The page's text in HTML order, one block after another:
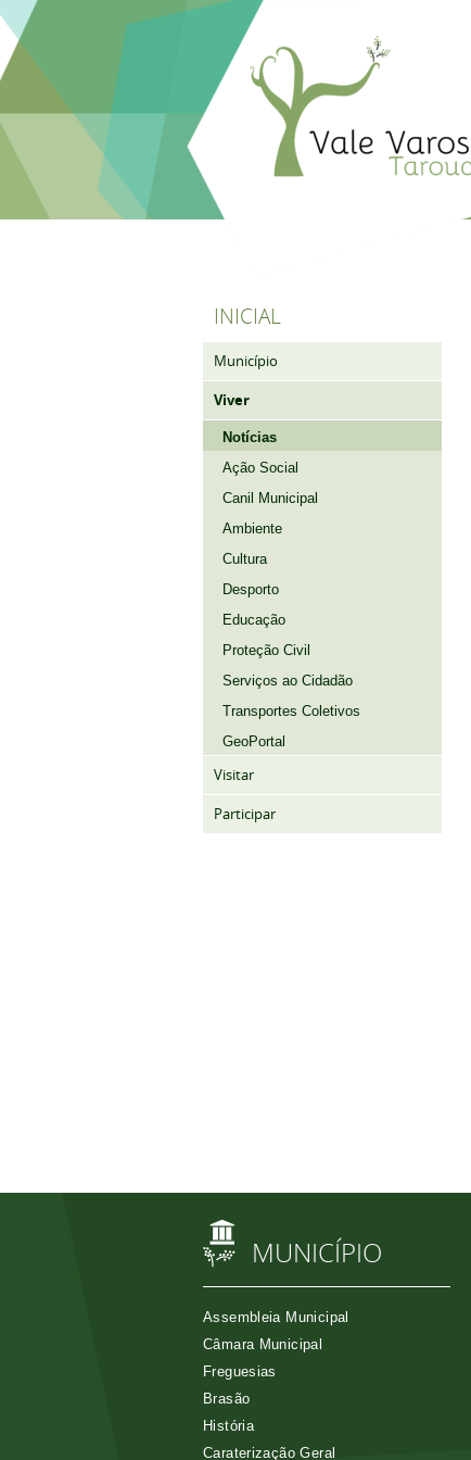
INICIAL
Município
Viver
Notícias
Ação Social
Canil Municipal
Ambiente
Cultura
Desporto
Educação
Proteção Civil
Serviços ao Cidadão
Transportes Coletivos
GeoPortal
Visitar
Participar
MUNICÍPIO
Assembleia Municipal
Câmara Municipal
Freguesias
Brasão
História
Caraterização Geral